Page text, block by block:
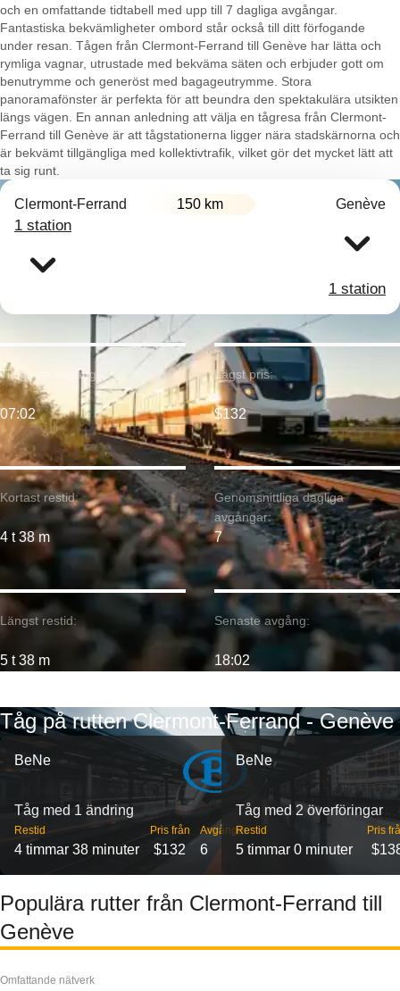
och en omfattande tidtabell med upp till 7 dagliga avgångar.
Fantastiska bekvämligheter ombord står också till ditt förfogande
under resan. Tågen från Clermont-Ferrand till Genève har lätta och
rymliga vagnar, utrustade med bekväma säten och erbjuder gott om
benutrymme och generöst med bagageutrymme. Stora
panoramafönster är perfekta för att beundra den spektakulära utsikten
längs vägen. En annan anledning att välja en tågresa från Clermont-
Ferrand till Genève är att tågstationerna ligger nära stadskärnorna och
är bekvämt tillgängliga med kollektivtrafik, vilket gör det mycket lätt att
ta sig runt.
Clermont-Ferrand 150 km Genève
1 station
1 station
Kortast restid:
4 t 38 m
Tidigaste avgång:
07:02
Längst restid:
5 t 38 m
Lägst pris:
$132
Genomsnittliga dagliga
avgångar:
7
Senaste avgång:
18:02
Tåg på rutten Clermont-Ferrand - Genève
BeNe
Tåg med 1 ändring
Restid
4 timmar 38 minuter
Pris från
$132
Avgångar
6
BeNe
Tåg med 2 överföringar
Restid
5 timmar 0 minuter
Pris
Populära rutter från Clermont-Ferrand till
Genève
Omfattande nätverk